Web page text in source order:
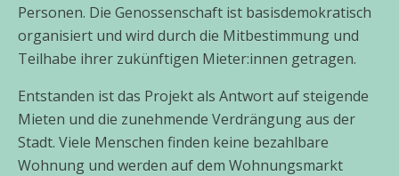
Personen. Die Genossenschaft ist basis­de­mo­kra­tisch
orga­ni­siert und wird durch die Mitbestimmung und
Teilhabe ihrer zukünf­ti­gen Mieter:innen getra­gen.
Entstanden ist das Projekt als Antwort auf stei­gen­de
Mieten und die zuneh­men­de Verdrängung aus der
Stadt. Viele Menschen fin­den kei­ne bezahl­ba­re
Wohnung und wer­den auf dem Wohnungsmarkt